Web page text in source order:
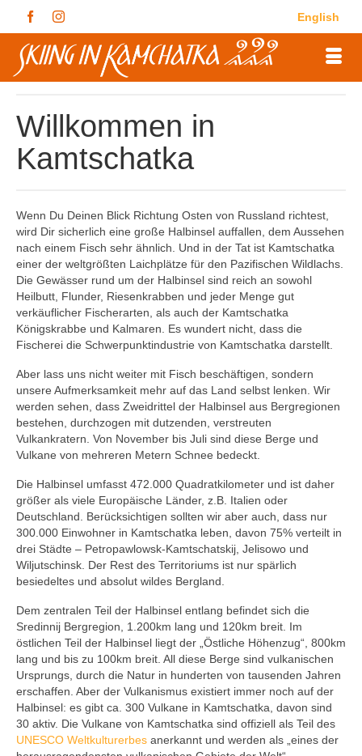
English
Willkommen in
Kamtschatka
Wenn Du Deinen Blick Richtung Osten von Russland richtest,
wird Dir sicherlich eine große Halbinsel auffallen, dem Aussehen
nach einem Fisch sehr ähnlich. Und in der Tat ist Kamtschatka
einer der weltgrößten Laichplätze für den Pazifischen Wildlachs.
Die Gewässer rund um der Halbinsel sind reich an sowohl
Heilbutt, Flunder, Riesenkrabben und jeder Menge gut
verkäuflicher Fischerarten, als auch der Kamtschatka
Königskrabbe und Kalmaren. Es wundert nicht, dass die
Fischerei die Schwerpunktindustrie von Kamtschatka darstellt.
Aber lass uns nicht weiter mit Fisch beschäftigen, sondern
unsere Aufmerksamkeit mehr auf das Land selbst lenken. Wir
werden sehen, dass Zweidrittel der Halbinsel aus Bergregionen
bestehen, durchzogen mit dutzenden, verstreuten
Vulkankratern. Von November bis Juli sind diese Berge und
Vulkane von mehreren Metern Schnee bedeckt.
Die Halbinsel umfasst 472.000 Quadratkilometer und ist daher
größer als viele Europäische Länder, z.B. Italien oder
Deutschland. Berücksichtigen sollten wir aber auch, dass nur
300.000 Einwohner in Kamtschatka leben, davon 75% verteilt in
drei Städte – Petropawlowsk-Kamtschatskij, Jelisowo und
Wiljutschinsk. Der Rest des Territoriums ist nur spärlich
besiedeltes und absolut wildes Bergland.
Dem zentralen Teil der Halbinsel entlang befindet sich die
Sredinnij Bergregion, 1.200km lang und 120km breit. Im
östlichen Teil der Halbinsel liegt der „Östliche Höhenzug“, 800km
lang und bis zu 100km breit. All diese Berge sind vulkanischen
Ursprungs, durch die Natur in hunderten von tausenden Jahren
erschaffen. Aber der Vulkanismus existiert immer noch auf der
Halbinsel: es gibt ca. 300 Vulkane in Kamtschatka, davon sind
30 aktiv. Die Vulkane von Kamtschatka sind offiziell als Teil des
UNESCO Weltkulturerbes anerkannt und werden als „eines der